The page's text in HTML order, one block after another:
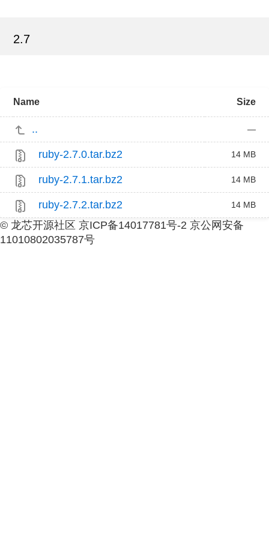
2.7
Name Size
.. —
ruby-2.7.0.tar.bz2 14 MB
ruby-2.7.1.tar.bz2 14 MB
ruby-2.7.2.tar.bz2 14 MB
© 龙芯开源社区 京ICP备14017781号-2 京公网安备
11010802035787号